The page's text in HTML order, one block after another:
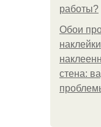
работы?
Обои
стена: